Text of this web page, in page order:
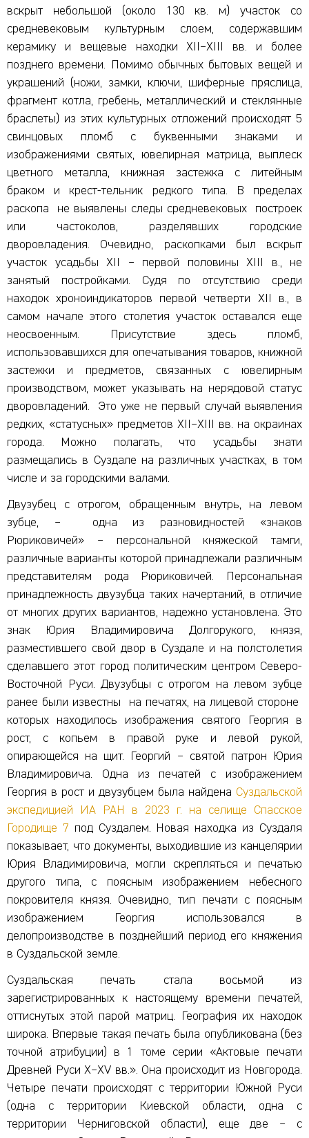
вскрыт небольшой (около 130 кв. м) участок со
средневековым культурным слоем, содержавшим
керамику и вещевые находки XII–XIII вв. и более
позднего времени. Помимо обычных бытовых вещей и
украшений (ножи, замки, ключи, шиферные пряслица,
фрагмент котла, гребень, металлический и стеклянные
браслеты) из этих культурных отложений происходят 5
свинцовых пломб с буквенными знаками и
изображениями святых, ювелирная матрица, выплеск
цветного металла, книжная застежка с литейным
браком и крест-тельник редкого типа. В пределах
раскопа не выявлены следы средневековых построек
или частоколов, разделявших городские
дворовладения. Очевидно, раскопками был вскрыт
участок усадьбы XII – первой половины XIII в., не
занятый постройками. Судя по отсутствию среди
находок хроноиндикаторов первой четверти XII в., в
самом начале этого столетия участок оставался еще
неосвоенным. Присутствие здесь пломб,
использовавшихся для опечатывания товаров, книжной
застежки и предметов, связанных с ювелирным
производством, может указывать на нерядовой статус
дворовладений. Это уже не первый случай выявления
редких, «статусных» предметов XII–XIII вв. на окраинах
города. Можно полагать, что усадьбы знати
размещались в Суздале на различных участках, в том
числе и за городскими валами.
Двузубец с отрогом, обращенным внутрь, на левом
зубце, – одна из разновидностей «знаков
Рюриковичей» – персональной княжеской тамги,
различные варианты которой принадлежали различным
представителям рода Рюриковичей. Персональная
принадлежность двузубца таких начертаний, в отличие
от многих других вариантов, надежно установлена. Это
знак Юрия Владимировича Долгорукого, князя,
разместившего свой двор в Суздале и на полстолетия
сделавшего этот город политическим центром Северо-
Восточной Руси. Двузубцы с отрогом на левом зубце
ранее были известны на печатях, на лицевой стороне
которых находилось изображения святого Георгия в
рост, с копьем в правой руке и левой рукой,
опирающейся на щит. Георгий – святой патрон Юрия
Владимировича. Одна из печатей с изображением
Георгия в рост и двузубцем была найдена Суздальской
экспедицией ИА РАН в 2023 г. на селище Спасское
Городище 7 под Суздалем. Новая находка из Суздаля
показывает, что документы, выходившие из канцелярии
Юрия Владимировича, могли скрепляться и печатью
другого типа, с поясным изображением небесного
покровителя князя. Очевидно, тип печати с поясным
изображением Георгия использовался в
делопроизводстве в позднейший период его княжения
в Суздальской земле.
Суздальская печать стала восьмой из
зарегистрированных к настоящему времени печатей,
оттиснутых этой парой матриц. География их находок
широка. Впервые такая печать была опубликована (без
точной атрибуции) в 1 томе серии «Актовые печати
Древней Руси X–XV вв.». Она происходит из Новгорода.
Четыре печати происходят с территории Южной Руси
(одна с территории Киевской области, одна с
территории Черниговской области), еще две – с